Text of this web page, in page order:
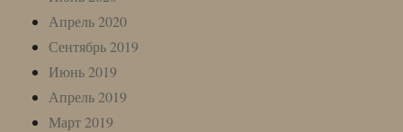
Апрель 2020
Сентябрь 2019
Июнь 2019
Апрель 2019
Март 2019